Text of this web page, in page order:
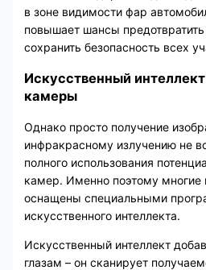
в зоне видимости фар
повышает шансы предотвратить
сохранить безопасность всех
Искусственный
камеры
Однако просто получение
инфракрасному излучению не
полного использования
камер. Именно поэтому многие
оснащены специальными
искусственного интеллекта.
Искусственный интеллект
глазам – он сканирует